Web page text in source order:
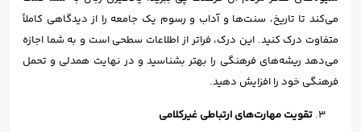
می‌کند تا تاریخ، سنت‌ها و آداب و رسوم یک جامعه را از دیدگاهی کاملاً
متفاوت درک کنید. این درک، فراتر از اطلاعات سطحی است و به شما اجازه
می‌دهد ریشه‌های فرهنگی را بهتر بشناسید و در نهایت همدلی و تحمل
فرهنگی خود را افزایش دهید.
تقویت مهارت‌های ارتباطی غیرکلامی